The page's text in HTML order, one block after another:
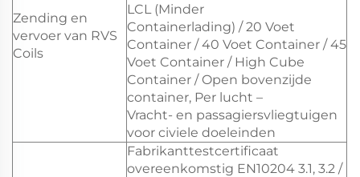
Zending en
vervoer van RVS
Coils
LCL (Minder
Containerlading) / 20 Voet
Container / 40 Voet Container / 45
Voet Container / High Cube
Container / Open bovenzijde
container, Per lucht –
Vracht- en passagiersvliegtuigen
voor civiele doeleinden
Fabrikanttestcertificaat
overeenkomstig EN10204 3.1, 3.2 /